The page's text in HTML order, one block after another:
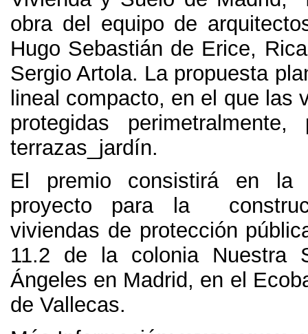
obra del equipo de
Hugo Sebastián de Erice,
Sergio Artola. La propuesta
lineal compacto, en el que las
protegidas perimetralmente,
terrazas_jardín.
El premio consistirá en la
proyecto para la
viviendas de protección
11.2 de la colonia Nuestra
Ángeles en Madrid, en el
de Vallecas.